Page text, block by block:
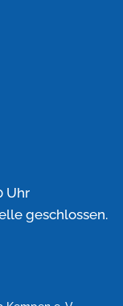
Uhr
geschlossen.